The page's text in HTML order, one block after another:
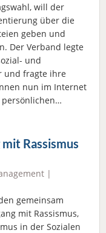
will der
über die
geben und
Der Verband legte
und
und fragte ihre
nun im Internet
Rassismus
|
gemeinsam
mit Rassismus,
in der Sozialen